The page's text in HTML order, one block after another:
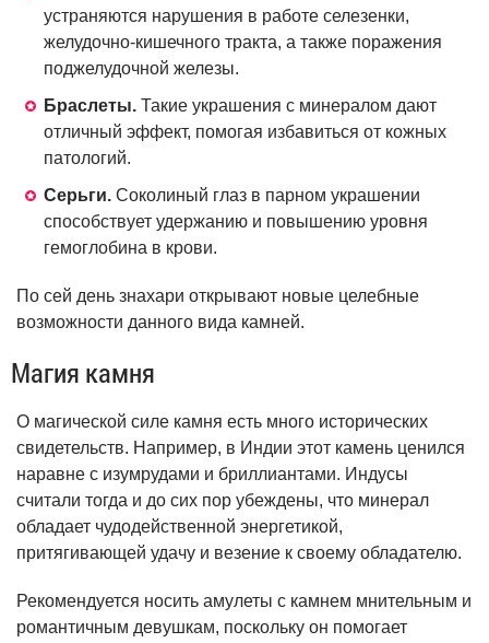
устраняются нарушения в работе селезенки,
желудочно-кишечного тракта, а также поражения
поджелудочной железы.
Браслеты. Такие украшения с минералом дают
отличный эффект, помогая избавиться от кожных
патологий.
Серьги. Соколиный глаз в парном украшении
способствует удержанию и повышению уровня
гемоглобина в крови.
По сей день знахари открывают новые целебные
возможности данного вида камней.
Магия камня
О магической силе камня есть много исторических
свидетельств. Например, в Индии этот камень ценился
наравне с изумрудами и бриллиантами. Индусы
считали тогда и до сих пор убеждены, что минерал
обладает чудодейственной энергетикой,
притягивающей удачу и везение к своему обладателю.
Рекомендуется носить амулеты с камнем мнительным и
романтичным девушкам, поскольку он помогает